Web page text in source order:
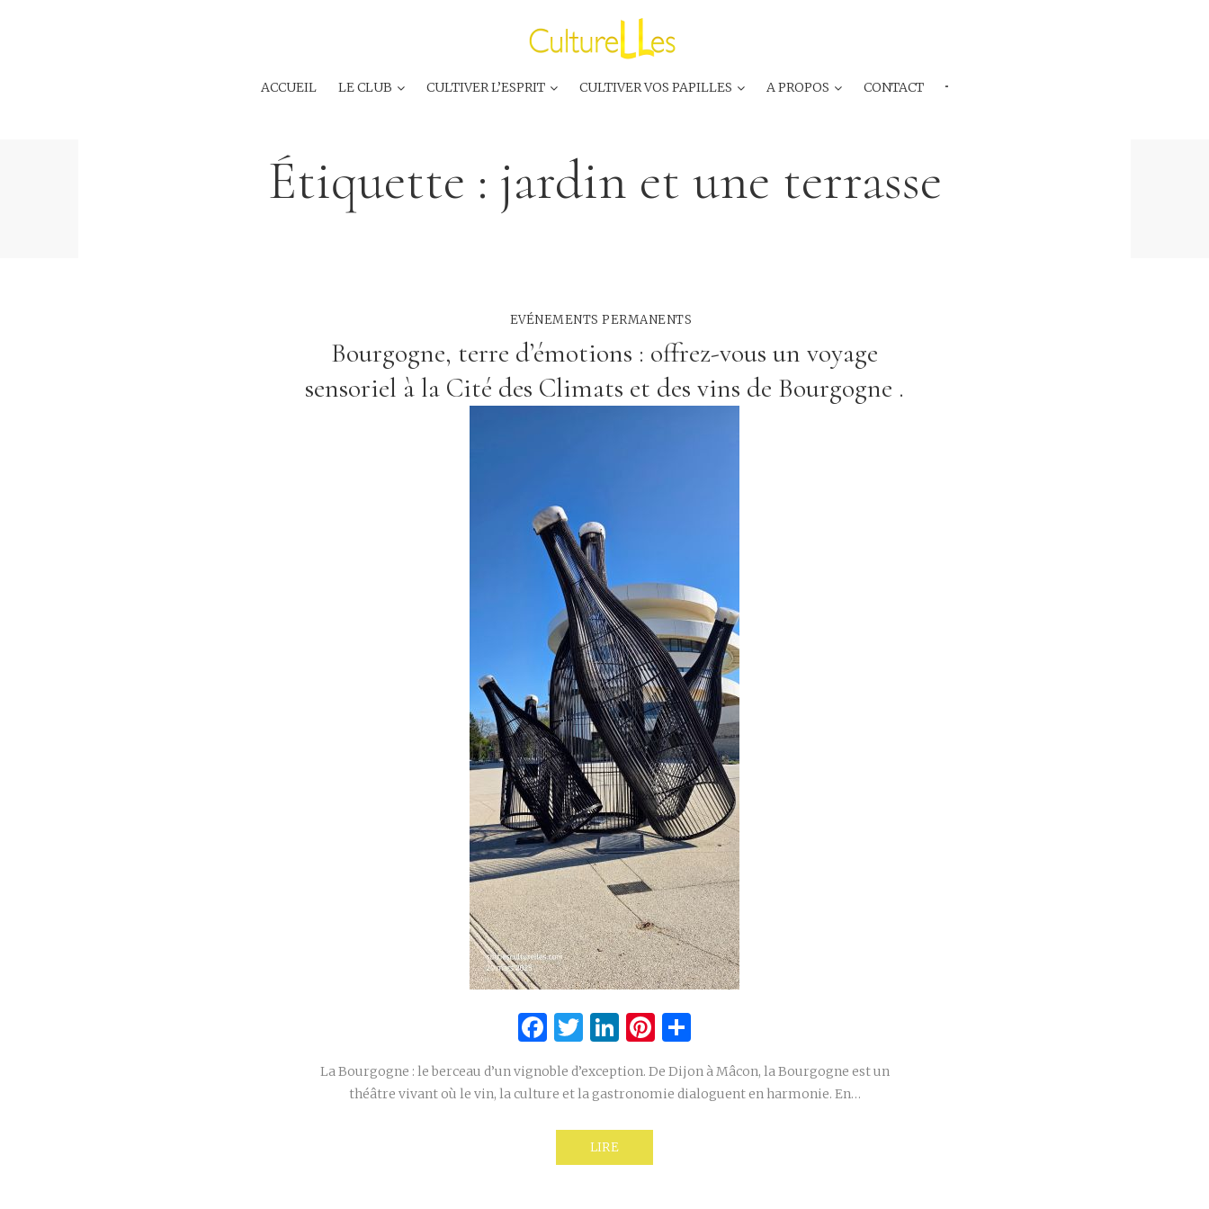
ACCUEIL LE CLUB CULTIVER L’ESPRIT CULTIVER VOS PAPILLES A PROPOS CONTACT ···
Étiquette : jardin et une terrasse
EVÉNEMENTS PERMANENTS
Bourgogne, terre d’émotions : offrez-vous un voyage
sensoriel à la Cité des Climats et des vins de Bourgogne .
Facebook
Twitter
LinkedIn
Pinterest
La Bourgogne : le berceau d’un vignoble d’exception. De Dijon à Mâcon, la Bourgogne est un
théâtre vivant où le vin, la culture et la gastronomie dialoguent en harmonie. En…
LIRE